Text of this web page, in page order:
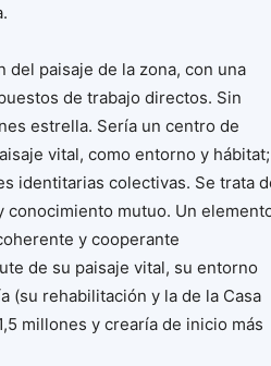
del paisaje de la zona, con una
de trabajo directos. Sin
estrella. Sería un centro de
vital, como entorno y
identitarias colectivas. Se trata
conocimiento mutuo. Un
y cooperante
de su paisaje vital, su entorno
(su rehabilitación y la de la Casa
millones y crearía de inicio más